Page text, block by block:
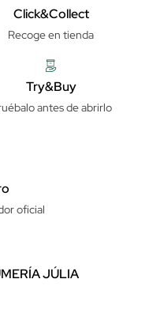
Click&Collect
Recoge en tienda
Try&Buy
antes de abrirlo
oficial
JÚLIA